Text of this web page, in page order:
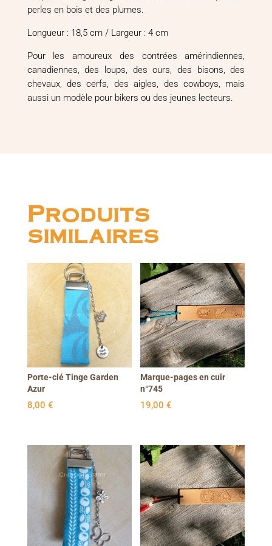
perles en bois et des plumes.
Longueur : 18,5 cm / Largeur : 4 cm
Pour les amoureux des contrées amérindiennes,
canadiennes, des loups, des ours, des bisons, des
chevaux, des cerfs, des aigles, des cowboys, mais
aussi un modèle pour bikers ou des jeunes lecteurs.
Produits
similaires
Porte-clé Tinge Garden
Azur
8,00 €
Marque-pages en cuir
n°745
19,00€